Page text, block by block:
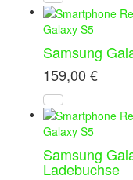
Galaxy S5
Samsung
159,00 €
Galaxy S5
Samsung
Ladebuchse